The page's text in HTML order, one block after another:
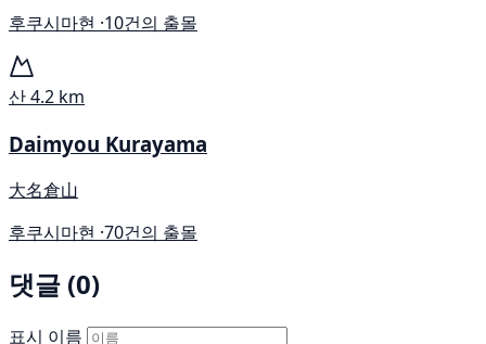
후쿠시마현 ·10건의 출몰
산4.2 km
Daimyou Kurayama
大名倉山
후쿠시마현 ·70건의 출몰
댓글 (0)
표시 이름